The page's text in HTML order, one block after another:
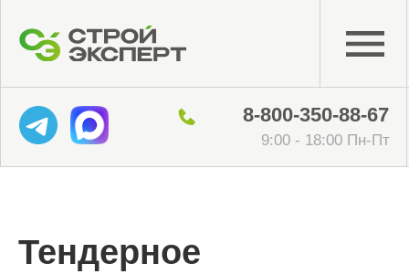
Тендерное